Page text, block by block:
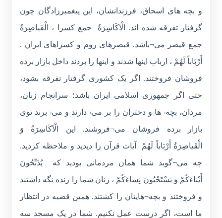
و بچه های اسحاق، فرزندانشان، این پیغمبرزادگان چون
گرفتار تفرقه شده اند. الْاَكَاسِرَةُ جمع کسرا ، الْقَیاصِرَةُ
جمع قیصر می¬باشد. قیصرهای روم و کسراهای ایران .
أَرْبَاباً لَهُمْ ، ارباب اینها شدند و اینها را بردند داخل بازار برده
فروشان فروختند. اگر یک کشوری گرفتار تفرقه بشود،
حتی اگر جمهوری اسلامی ایران باشد؛ سرانجام زنان،
مردان، بچه¬ها و دختران را بر می¬دارند و می¬برند توی
بازار برده فروشان می¬فروشند. این الْاَكَاسِرَةُ وَ
الْقَیاصِرَةُ أَرْبَاباً لَهُمْ آیات قرآن را دیدید و ملاحظه کردید.
چه می¬گوید شما همان مردمانی بودید که يُذَبِّحُونَ
أَبْناءَکُمْ وَ يَسْتَحْيُونَ نِساءَکُمْ ، زنان شما را زنده نگه داشتند
و فروختند و بچه¬هایتان را کشتند. همین قضیه در انتظار
ما است، اگر درست عمل نکنیم. شما در یک مسجد سه